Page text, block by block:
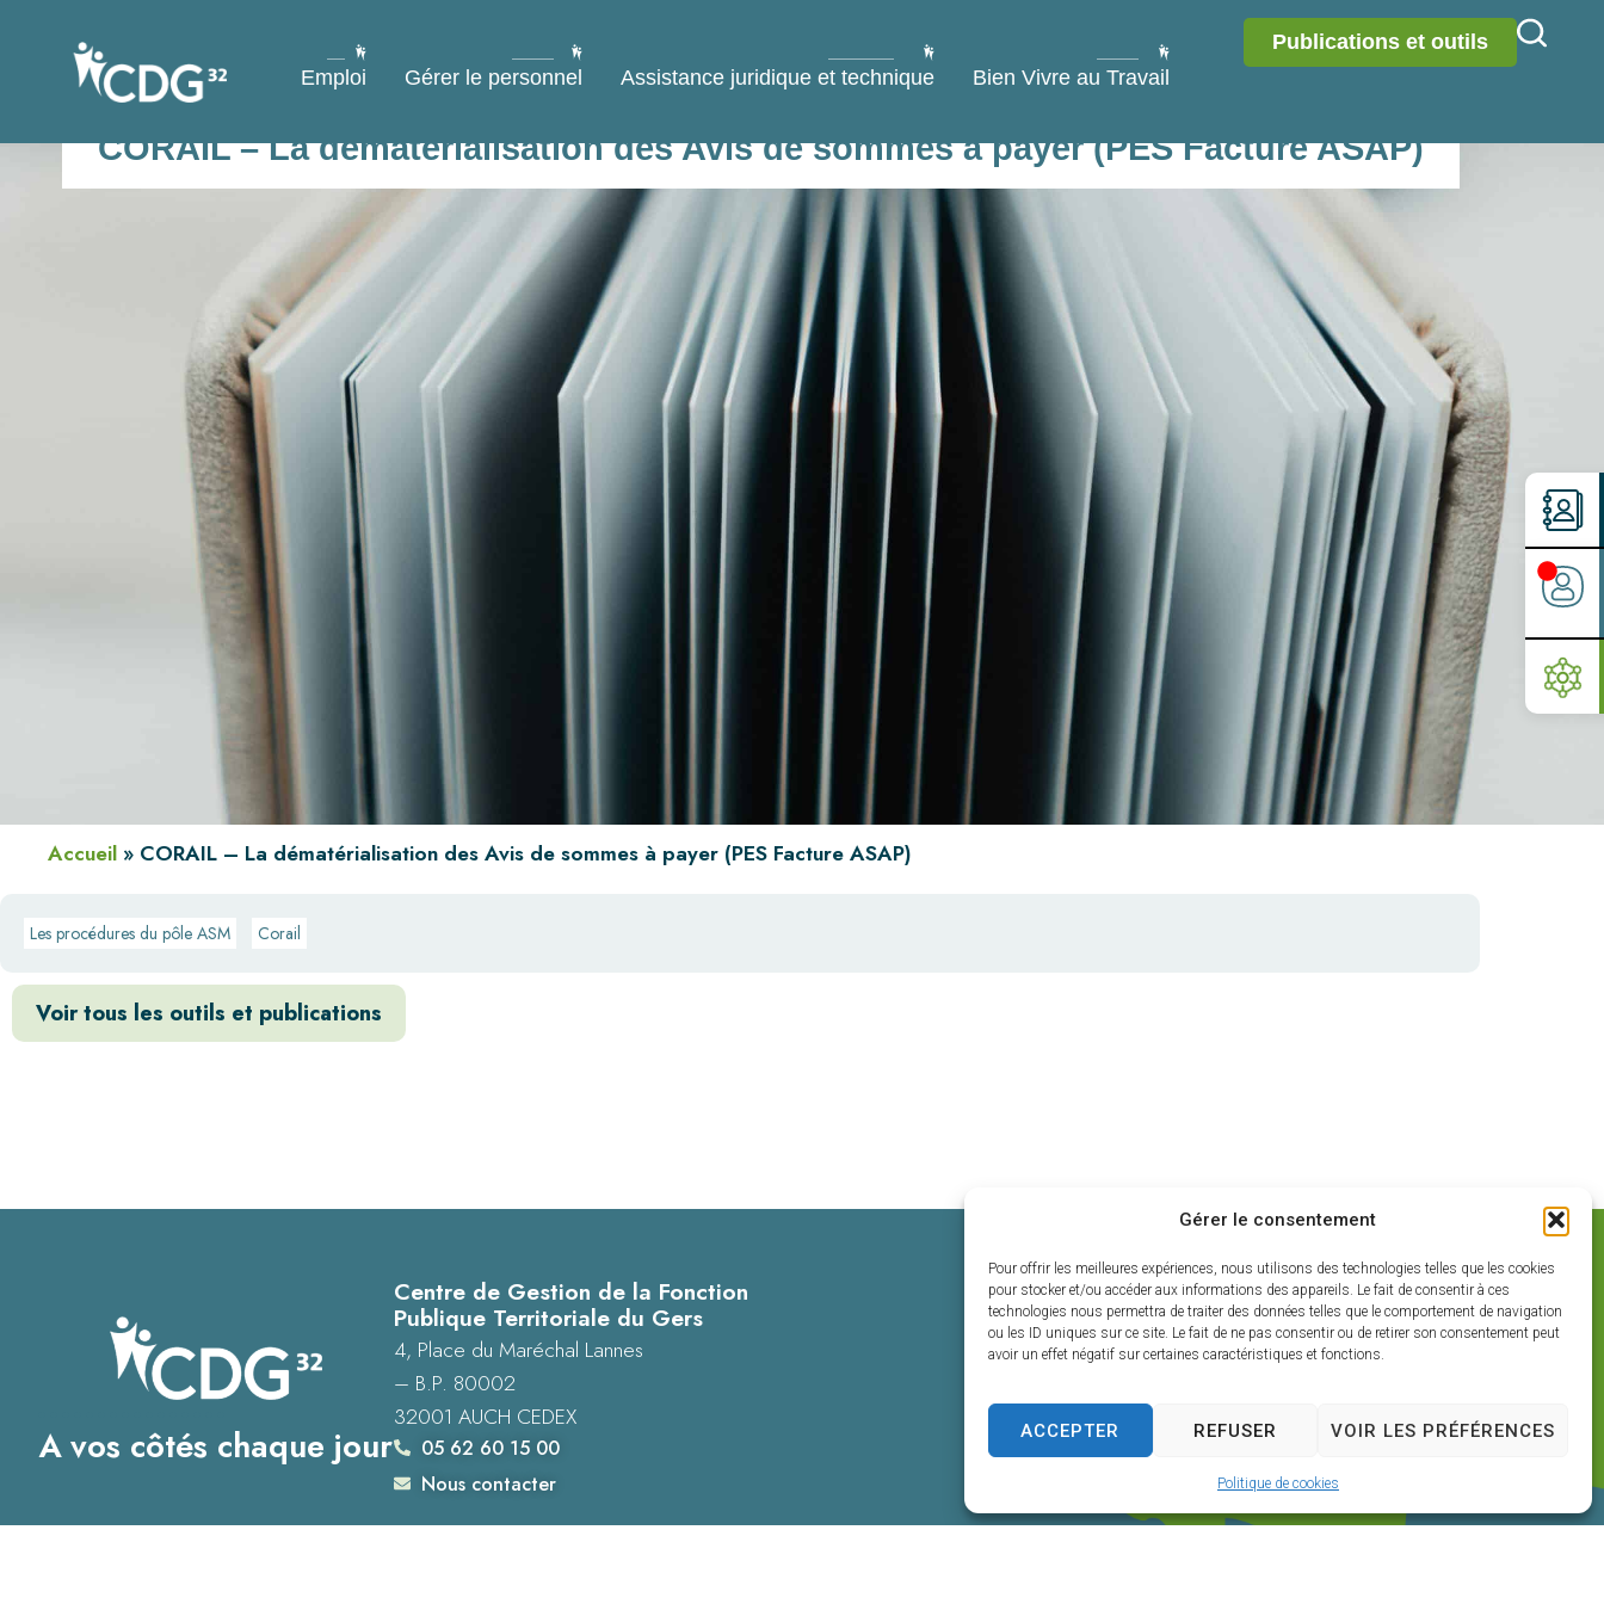
Gérer le consentement
Pour offrir les meilleures expériences, nous utilisons des technologies telles que les cookies
pour stocker et/ou accéder aux informations des appareils. Le fait de consentir à ces
technologies nous permettra de traiter des données telles que le comportement de navigation
ou les ID uniques sur ce site. Le fait de ne pas consentir ou de retirer son consentement peut
avoir un effet négatif sur certaines caractéristiques et fonctions.
ACCEPTER REFUSER VOIR LES PRÉFÉRENCES
Politique de cookies
Emploi Gérer le personnel Assistance juridique et technique Bien Vivre au Travail
Publications et outils
CORAIL – La dématérialisation des Avis de sommes à payer (PES Facture ASAP)
Accueil » CORAIL – La dématérialisation des Avis de sommes à payer (PES Facture ASAP)
Les procédures du pôle ASM Corail
Voir tous les outils et publications
A vos côtés chaque jour
Centre de Gestion de la Fonction
Publique Territoriale du Gers
4, Place du Maréchal Lannes
– B.P. 80002
32001 AUCH CEDEX
05 62 60 15 00
Nous contacter